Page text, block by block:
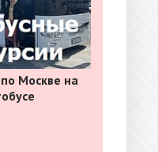
Москве на